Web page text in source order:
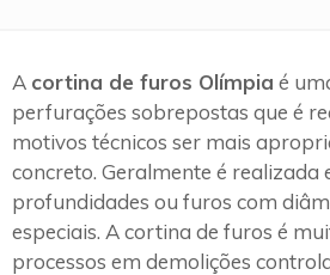
A cortina de furos Olímpia é
perfurações sobrepostas que é
motivos técnicos ser mais
concreto. Geralmente é realizada
profundidades ou furos com
especiais. A cortina de furos é
processos em demolições